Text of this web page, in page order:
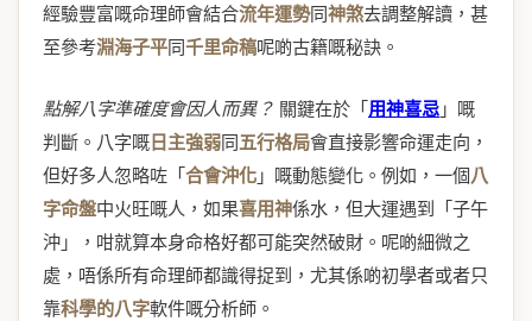
經驗豐富嘅命理師會結合流年運勢同神煞去調整解讀，甚
至參考淵海子平同千里命稿呢啲古籍嘅秘訣。
點解八字準確度會因人而異？ 關鍵在於「用神喜忌 」嘅
判斷。八字嘅日主強弱同五行格局會直接影響命運走向，
但好多人忽略咗「合會沖化 」嘅動態變化。例如，一個八
字命盤中火旺嘅人，如果喜用神係水，但大運遇到「子午
沖」，咁就算本身命格好都可能突然破財。呢啲細微之
處，唔係所有命理師都識得捉到，尤其係啲初學者或者只
靠科學的八字軟件嘅分析師。